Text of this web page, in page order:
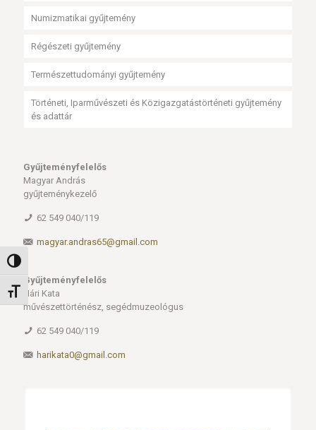
Nagy kontraszt váltása
Betűméret váltása
Numizmatikai gyűjtemény
Régészeti gyűjtemény
Természettudományi gyűjtemény
Történeti, Iparművészeti és Közigazgatástörténeti gyűjtemény
és adattár
Gyűjteményfelelős
Magyar András
gyűjteménykezelő
62 549 040/119
magyar.andras65@gmail.com
Gyűjteményfelelős
Hári Kata
művészettörténész, segédmuzeológus
62 549 040/119
harikata0@gmail.com